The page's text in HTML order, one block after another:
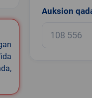
Auksion